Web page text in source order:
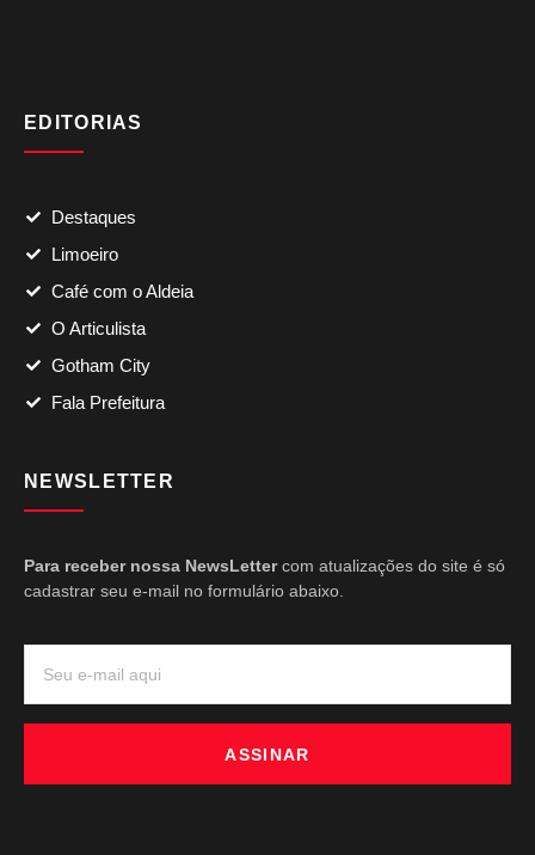
EDITORIAS
Destaques
Limoeiro
Café com o Aldeia
O Articulista
Gotham City
Fala Prefeitura
NEWSLETTER
Para receber nossa NewsLettercom atualizações do site é só
cadastrar seu e-mail no formulário abaixo.
ASSINAR